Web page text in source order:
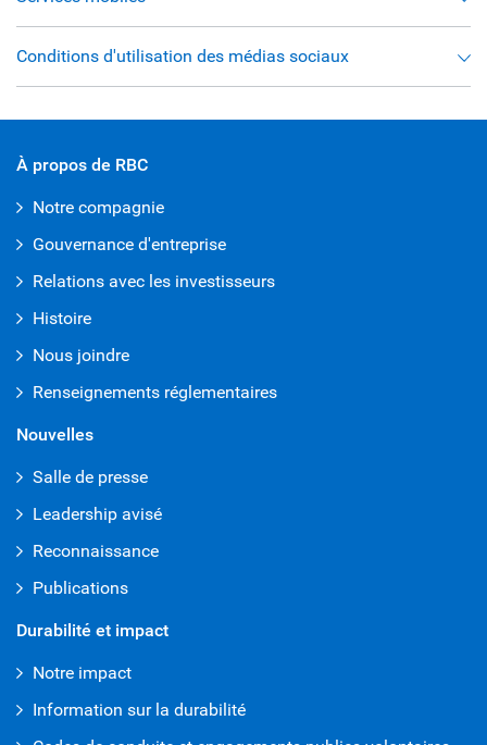
Conditions d'utilisation des médias sociaux
À propos de RBC
Notre compagnie
Gouvernance d'entreprise
Relations avec les investisseurs
Histoire
Nous joindre
Renseignements réglementaires
Nouvelles
Salle de presse
Leadership avisé
Reconnaissance
Publications
Durabilité et impact
Notre impact
Information sur la durabilité